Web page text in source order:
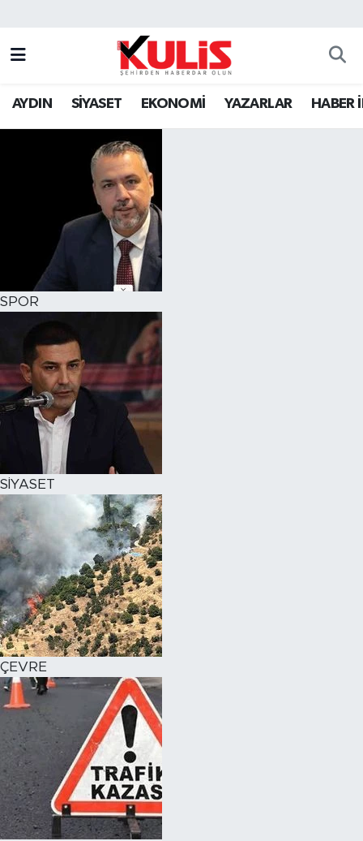
AYDIN SİYASET EKONOMİ YAZARLAR HABER
SPOR
SİYASET
ÇEVRE